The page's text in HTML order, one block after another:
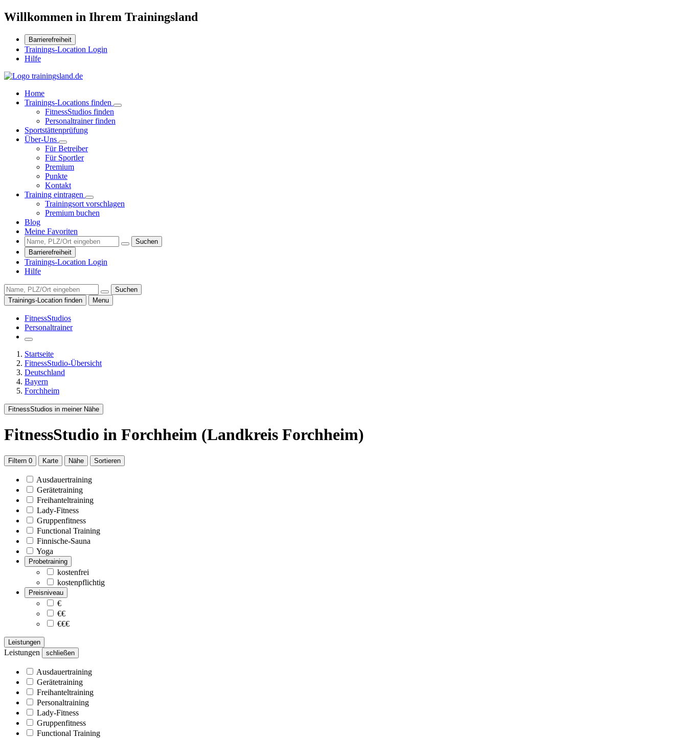
Willkommen in Ihrem Trainingsland
Barrierefreiheit
Trainings-Location Login
Hilfe
Home
Trainings-Locations finden
FitnessStudios finden
Personaltrainer finden
Sportstättenprüfung
Über-Uns
Für Betreiber
Für Sportler
Premium
Punkte
Kontakt
Training eintragen
Trainingsort vorschlagen
Premium buchen
Blog
Meine Favoriten
Suchen
Barrierefreiheit
Trainings-Location Login
Hilfe
Suchen
Trainings-Location finden
Menu
FitnessStudios
Personaltrainer
Startseite
FitnessStudio-Übersicht
Deutschland
Bayern
Forchheim
FitnessStudios in meiner Nähe
FitnessStudio in Forchheim (Landkreis Forchheim)
Filtern 0 Karte Nähe Sortieren
Ausdauertraining
Gerätetraining
Freihanteltraining
Lady-Fitness
Gruppenfitness
Functional Training
Finnische-Sauna
Yoga
Probetraining
kostenfrei
kostenpflichtig
Preisniveau
€
€€
€€€
Leistungen
Leistungen schließen
Ausdauertraining
Gerätetraining
Freihanteltraining
Personaltraining
Lady-Fitness
Gruppenfitness
Functional Training